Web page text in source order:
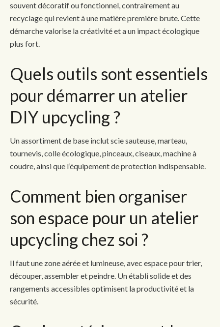
souvent décoratif ou fonctionnel, contrairement au
recyclage qui revient à une matière première brute. Cette
démarche valorise la créativité et a un impact écologique
plus fort.
Quels outils sont essentiels
pour démarrer un atelier
DIY upcycling ?
Un assortiment de base inclut scie sauteuse, marteau,
tournevis, colle écologique, pinceaux, ciseaux, machine à
coudre, ainsi que l’équipement de protection indispensable.
Comment bien organiser
son espace pour un atelier
upcycling chez soi ?
Il faut une zone aérée et lumineuse, avec espace pour trier,
découper, assembler et peindre. Un établi solide et des
rangements accessibles optimisent la productivité et la
sécurité.